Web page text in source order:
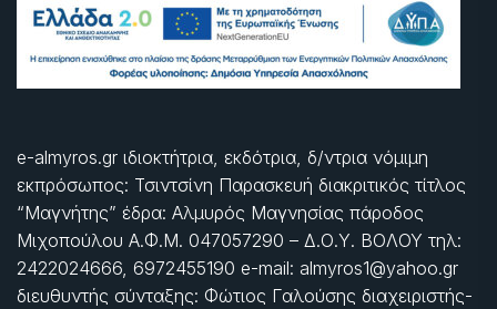
e-almyros.gr ιδιοκτήτρια, εκδότρια, δ/ντρια νόμιμη
εκπρόσωπος: Τσιντσίνη Παρασκευή διακριτικός τίτλος
“Μαγνήτης” έδρα: Αλμυρός Μαγνησίας πάροδος
Μιχοπούλου Α.Φ.Μ. 047057290 – Δ.Ο.Υ. ΒΟΛΟΥ τηλ:
2422024666, 6972455190 e-mail: almyros1@yahoo.gr
διευθυντής σύνταξης: Φώτιος Γαλούσης διαχειριστής-